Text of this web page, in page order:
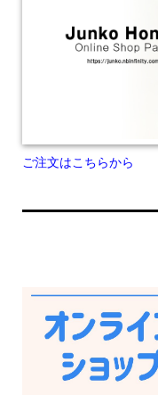
ご注文はこちらから